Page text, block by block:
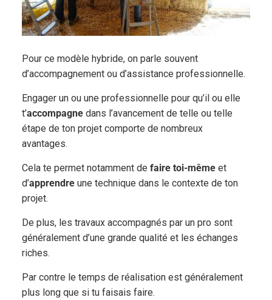
Pour ce modèle hybride, on parle souvent
d’accompagnement ou d’assistance professionnelle.
Engager un ou une professionnelle pour qu’il ou elle
t’accompagnedans l’avancement de telle ou telle
étape de ton projet comporte de nombreux
avantages.
Cela te permet notamment de faire toi-mêmeet
d’apprendreune technique dans le contexte de ton
projet.
De plus, les travaux accompagnés par un pro sont
généralement d’une grande qualité et les échanges
riches.
Par contre le temps de réalisation est généralement
plus long que si tu faisais faire.